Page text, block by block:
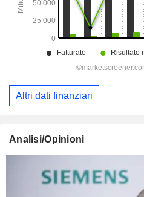
Altri dati finanziari
Analisi/Opinioni